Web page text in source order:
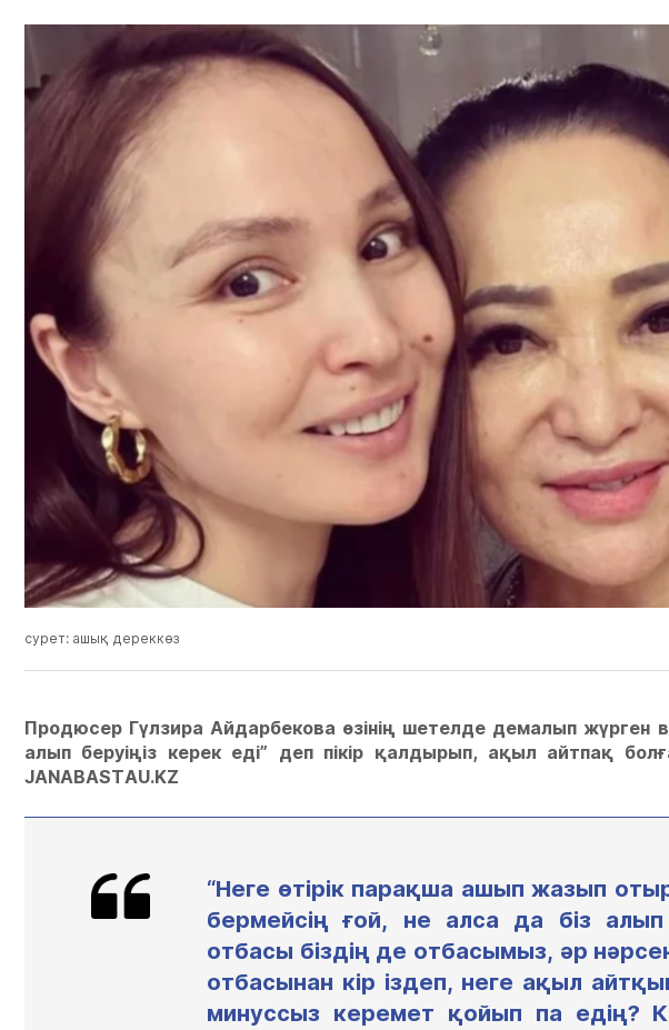
сурет: ашық дереккөз
Продюсер Гүлзира Айдарбекова өзінің шетелде демалып
алып беруіңіз керек еді” деп пікір қалдырып, ақыл айтпақ
JANABASTAU.KZ
“Неге өтірік парақша ашып жазып
бермейсің ғой, не алса да біз
отбасы біздің де отбасымыз, әр
отбасынан кір іздеп, неге ақыл
минуссыз керемет қойып па едің?